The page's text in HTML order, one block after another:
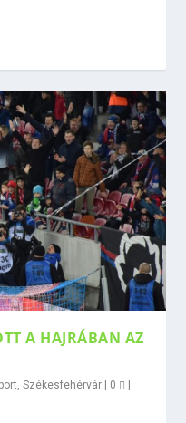
A HAJRÁBAN AZ
,Székesfehérvár | 0 |